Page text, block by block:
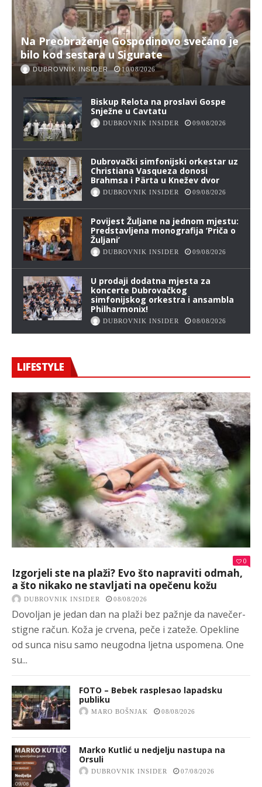
Na Preobraženje Gospodinovo svečano je
bilo kod sestara u Sigurate
DUBROVNIK INSIDER 10/08/2026
Biskup Relota na proslavi Gospe
Snježne u Cavtatu
DUBROVNIK INSIDER 09/08/2026
Dubrovački simfonijski orkestar uz
Christiana Vasqueza donosi
Brahmsa i Pärta u Knežev dvor
DUBROVNIK INSIDER 09/08/2026
Povijest Žuljane na jednom mjestu:
Predstavljena monografija ‘Priča o
Žuljani’
DUBROVNIK INSIDER 09/08/2026
U prodaji dodatna mjesta za
koncerte Dubrovačkog
simfonijskog orkestra i ansambla
Philharmonix!
DUBROVNIK INSIDER 08/08/2026
LIFESTYLE
0
Izgorjeli ste na plaži? Evo što napraviti odmah,
a što nikako ne stavljati na opečenu kožu
DUBROVNIK INSIDER 08/08/2026
Dovoljan je jedan dan na plaži bez pažnje da navečer-
stigne račun. Koža je crvena, peče i zateže. Opekline
od sunca nisu samo neugodna ljetna uspomena. One
su...
FOTO – Bebek rasplesao lapadsku
publiku
MARO BOŠNJAK 08/08/2026
Marko Kutlić u nedjelju nastupa na
Orsuli
DUBROVNIK INSIDER 07/08/2026